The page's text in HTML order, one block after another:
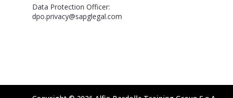
Data Protection Officer:
dpo.privacy@sapglegal.com